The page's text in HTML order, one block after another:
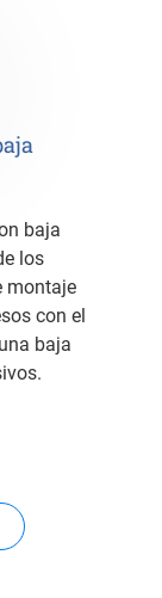
los
montaje
con el
baja